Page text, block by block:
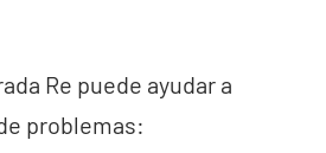
Re puede ayudar a
problemas: